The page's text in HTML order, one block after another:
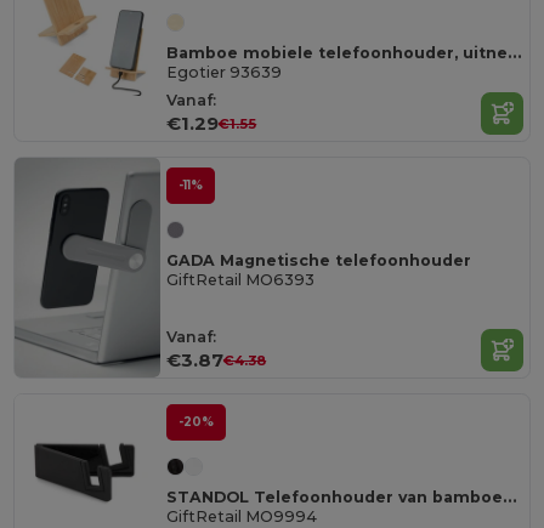
Bamboe mobiele telefoonhouder, uitneembaar in twee delen
Egotier 93639
Vanaf:
€1.29€1.55
-11%
GADA Magnetische telefoonhouder
GiftRetail MO6393
Vanaf:
€3.87€4.38
-20%
STANDOL Telefoonhouder van bamboe/ABS
GiftRetail MO9994